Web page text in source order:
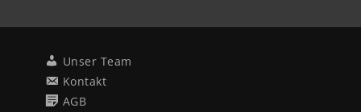
Unser Team
Kontakt
AGB